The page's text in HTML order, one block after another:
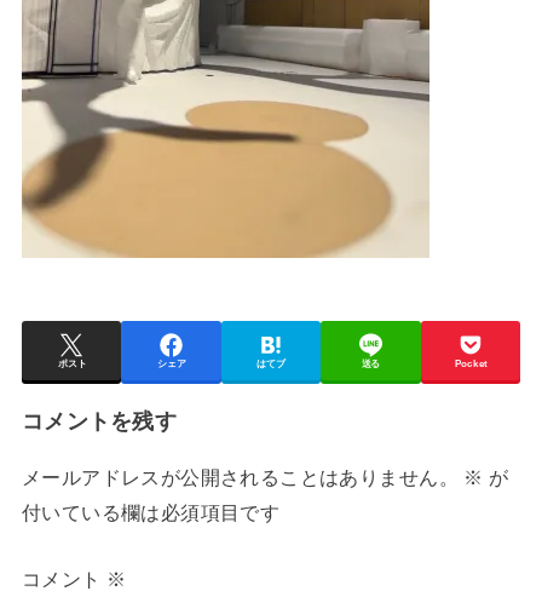
ポスト シェア はてブ 送る Pocket
コメントを残す
メールアドレスが公開されることはありません。 ※ が
付いている欄は必須項目です
コメント ※